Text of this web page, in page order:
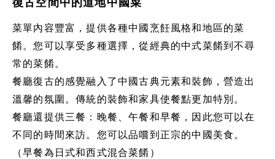
菜單內容豐富，提供各種中國烹飪風格和地區的菜
餚。您可以享受多種選擇，從經典的中式菜餚到不尋
常的菜餚。
餐廳復古的感覺融入了中國古典元素和裝飾，營造出
溫馨的氛圍。傳統的裝飾和家具使餐點更加特別。
餐廳還提供三餐：晚餐、午餐和早餐，因此您可以在
不同的時間來訪。您可以品嚐到正宗的中國美食。
（早餐為日式和西式混合菜餚）